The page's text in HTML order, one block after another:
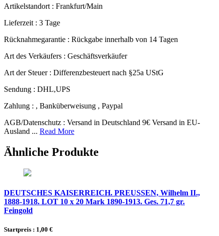
Artikelstandort : Frankfurt/Main
Lieferzeit : 3 Tage
Rücknahmegarantie : Rückgabe innerhalb von 14 Tagen
Art des Verkäufers : Geschäftsverkäufer
Art der Steuer : Differenzbesteuert nach §25a UStG
Sendung : DHL,UPS
Zahlung : , Banküberweisung , Paypal
AGB/Datenschutz : Versand in Deutschland 9€ Versand in EU-
Ausland ... Read More
Ähnliche Produkte
DEUTSCHES KAISERREICH. PREUSSEN, Wilhelm II.,
1888-1918. LOT 10 x 20 Mark 1890-1913. Ges. 71,7 gr.
Feingold
Startpreis : 1,00 €